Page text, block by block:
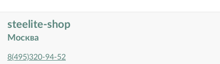
steelite-shop
Москва
8(495)320-94-52